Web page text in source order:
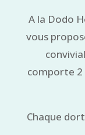
A la Dodo
vous
comporte
Chaque